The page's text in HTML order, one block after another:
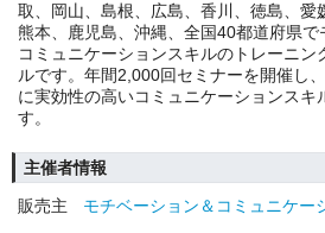
取、岡山、島根、広島、香川、徳島、愛
熊本、鹿児島、沖縄、全国40都道府県で
コミュニケーションスキルのトレーニン
ルです。年間2,000回セミナーを開催し
に実効性の高いコミュニケーションスキ
す。
主催者情報
販売主
モチベーション＆コミュニケー